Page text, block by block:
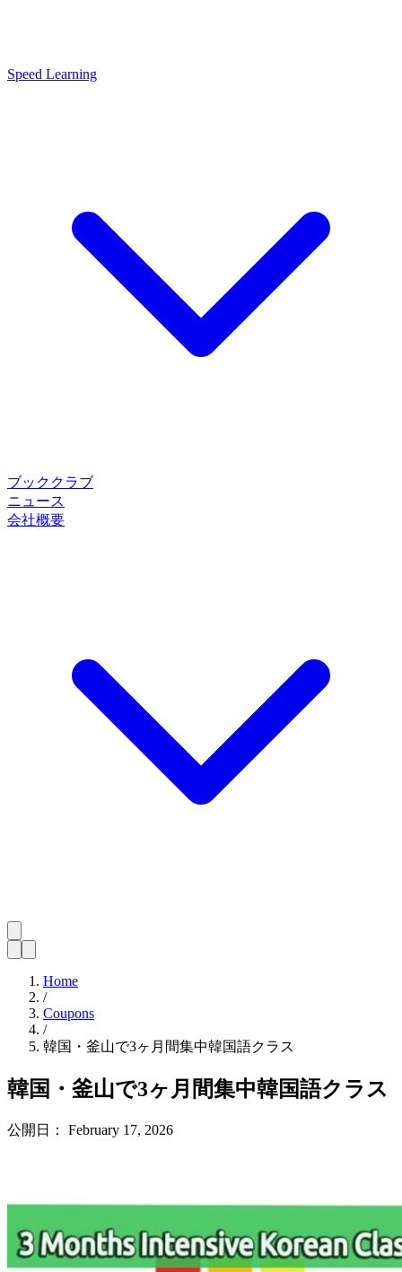
Speed Learning
ブッククラブ
ニュース
会社概要
Home
/
Coupons
/
韓国・釜山で3ヶ月間集中韓国語クラス
韓国・釜山で3ヶ月間集中韓国語クラス
公開日： February 17, 2026